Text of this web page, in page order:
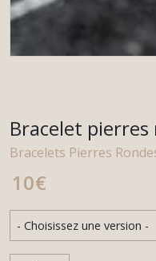
Bracelet pierres
Bracelets Pierres
10€